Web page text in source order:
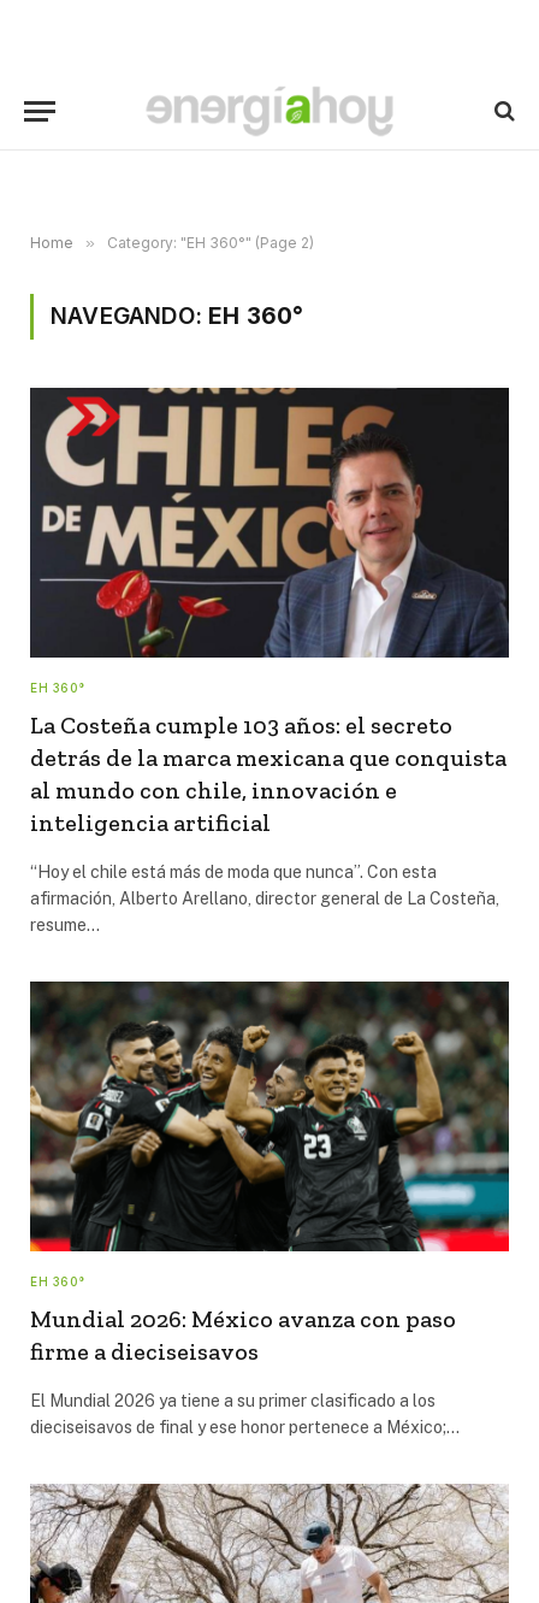
Home » Category: "EH 360°" (Page 2)
NAVEGANDO: EH 360°
EH 360°
La Costeña cumple 103 años: el secreto
detrás de la marca mexicana que conquista
al mundo con chile, innovación e
inteligencia artificial
“Hoy el chile está más de moda que nunca”. Con esta
afirmación, Alberto Arellano, director general de La Costeña,
resume…
EH 360°
Mundial 2026: México avanza con paso
firme a dieciseisavos
El Mundial 2026 ya tiene a su primer clasificado a los
dieciseisavos de final y ese honor pertenece a México;…